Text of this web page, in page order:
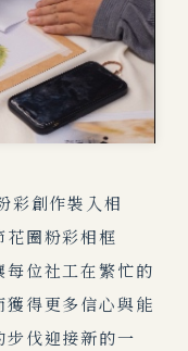
創作裝入相
花圈粉彩相框
每位社工在繁忙的
獲得更多信心與能
步伐迎接新的一